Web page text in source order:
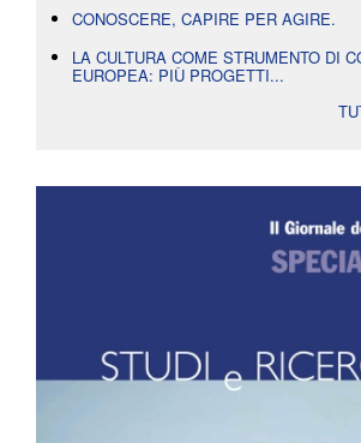
CONOSCERE, CAPIRE PER AGIRE.
LA CULTURA COME STRUMENTO DI
EUROPEA: PIÙ PROGETTI...